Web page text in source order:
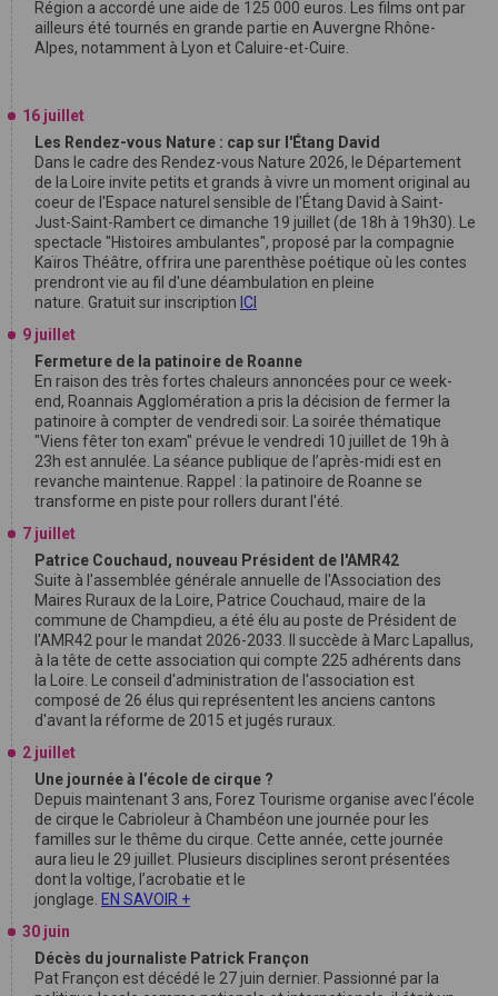
Région a accordé une aide de 125 000 euros. Les films ont par
ailleurs été tournés en grande partie en Auvergne Rhône-
Alpes, notamment à Lyon et Caluire-et-Cuire.
16 juillet
Les Rendez-vous Nature : cap sur l'Étang David
Dans le cadre des Rendez-vous Nature 2026, le Département
de la Loire invite petits et grands à vivre un moment original au
coeur de l'Espace naturel sensible de l'Étang David à Saint-
Just-Saint-Rambert ce dimanche 19 juillet (de 18h à 19h30). Le
spectacle "Histoires ambulantes", proposé par la compagnie
Kaïros Théâtre, offrira une parenthèse poétique où les contes
prendront vie au fil d'une déambulation en pleine
nature. Gratuit sur inscription ICI
9 juillet
Fermeture de la patinoire de Roanne
En raison des très fortes chaleurs annoncées pour ce week-
end, Roannais Agglomération a pris la décision de fermer la
patinoire à compter de vendredi soir. La soirée thématique
"Viens fêter ton exam" prévue le vendredi 10 juillet de 19h à
23h est annulée. La séance publique de l’après-midi est en
revanche maintenue. Rappel : la patinoire de Roanne se
transforme en piste pour rollers durant l'été.
7 juillet
Patrice Couchaud, nouveau Président de l'AMR42
Suite à l'assemblée générale annuelle de l'Association des
Maires Ruraux de la Loire, Patrice Couchaud, maire de la
commune de Champdieu, a été élu au poste de Président de
l'AMR42 pour le mandat 2026-2033. Il succède à Marc Lapallus,
à la tête de cette association qui compte 225 adhérents dans
la Loire. Le conseil d'administration de l'association est
composé de 26 élus qui représentent les anciens cantons
d'avant la réforme de 2015 et jugés ruraux.
2 juillet
Une journée à l’école de cirque ?
Depuis maintenant 3 ans, Forez Tourisme organise avec l’école
de cirque le Cabrioleur à Chambéon une journée pour les
familles sur le thême du cirque. Cette année, cette journée
aura lieu le 29 juillet. Plusieurs disciplines seront présentées
dont la voltige, l’acrobatie et le
jonglage. EN SAVOIR +
30 juin
Décès du journaliste Patrick Françon
Pat Françon est décédé le 27 juin dernier. Passionné par la